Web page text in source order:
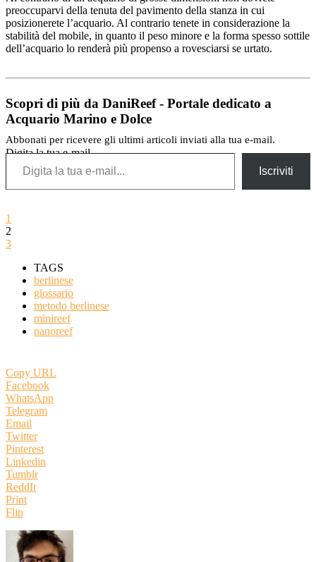
preoccuparvi della tenuta del pavimento della stanza in cui
posizionerete l’acquario. Al contrario tenete in considerazione la
stabilità del mobile, in quanto il peso minore e la forma spesso sottile
dell’acquario lo renderà più propenso a rovesciarsi se urtato.
Scopri di più da DaniReef - Portale dedicato a
Acquario Marino e Dolce
Abbonati per ricevere gli ultimi articoli inviati alla tua e-mail.
Digita la tua e-mail...
Iscriviti
1
2
3
TAGS
berlinese
glossario
metodo berlinese
minireef
nanoreef
Copy URL
Facebook
WhatsApp
Telegram
Email
Twitter
Pinterest
Linkedin
Tumblr
ReddIt
Print
Flip